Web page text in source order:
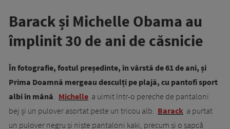
Barack și Michelle Obama au
împlinit 30 de ani de căsnicie
În fotografie, fostul președinte, în vârstă de 61 de ani, și
Prima Doamnă mergeau desculți pe plajă, cu pantofi sport
albi în mână. Michelle a uimit într-o pereche de pantaloni
bej și un pulover asortat peste un tricou alb. Barack a purtat
un pulover negru și niște pantaloni kaki, precum și o șapcă